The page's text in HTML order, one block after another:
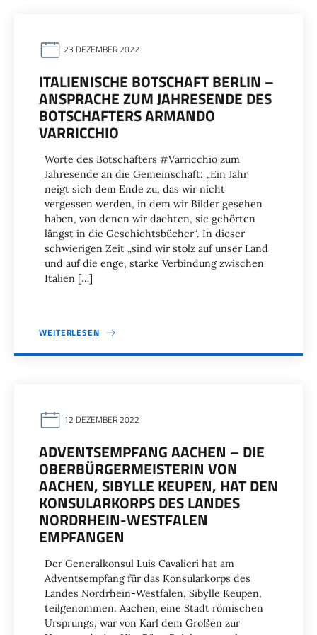
23 DEZEMBER 2022
ITALIENISCHE BOTSCHAFT BERLIN –
ANSPRACHE ZUM JAHRESENDE DES
BOTSCHAFTERS ARMANDO
VARRICCHIO
Worte des Botschafters #Varricchio zum
Jahresende an die Gemeinschaft: „Ein Jahr
neigt sich dem Ende zu, das wir nicht
vergessen werden, in dem wir Bilder gesehen
haben, von denen wir dachten, sie gehörten
längst in die Geschichtsbücher“. In dieser
schwierigen Zeit „sind wir stolz auf unser Land
und auf die enge, starke Verbindung zwischen
Italien […]
WEITERLESEN
12 DEZEMBER 2022
ADVENTSEMPFANG AACHEN – DIE
OBERBÜRGERMEISTERIN VON
AACHEN, SIBYLLE KEUPEN, HAT DEN
KONSULARKORPS DES LANDES
NORDRHEIN-WESTFALEN
EMPFANGEN
Der Generalkonsul Luis Cavalieri hat am
Adventsempfang für das Konsularkorps des
Landes Nordrhein-Westfalen, Sibylle Keupen,
teilgenommen. Aachen, eine Stadt römischen
Ursprungs, war von Karl dem Großen zur